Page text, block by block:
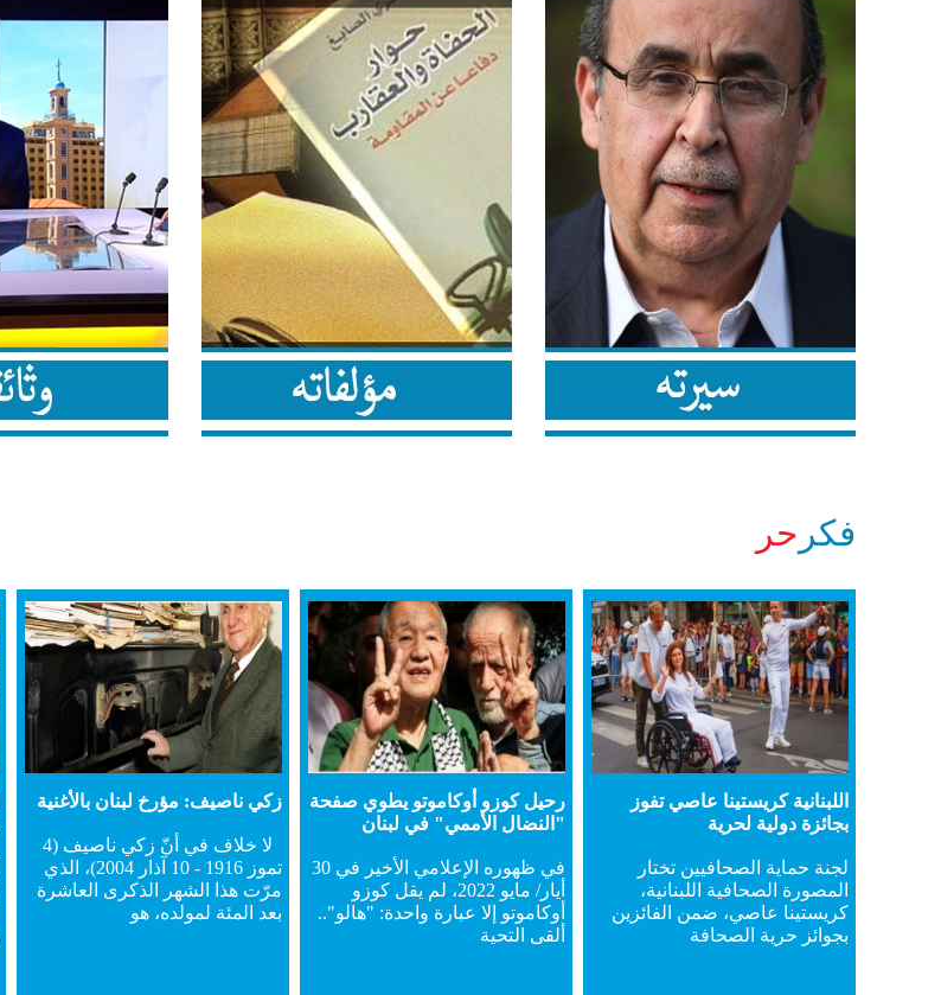
فكر حر
اللبنانية كريستينا عاصي تفوز
بجائزة دولية لحرية
لجنة حماية الصحافيين تختار
المصورة الصحافية اللبنانية،
كريستينا عاصي، ضمن الفائزين
بجوائز حرية الصحافة
رحيل كوزو أوكاموتو يطوي صفحة
"النضال الأممي" في لبنان
في ظهوره الإعلامي الأخير في 30
أيار/ مايو 2022، لم يقل كوزو
أوكاموتو إلا عبارة واحدة: "هالو"..
ألقى التحية
زكي ناصيف: مؤرخ لبنان بالأغنية
لا خلاف في أنّ زكي ناصيف (4
تموز 1916 - 10 آذار 2004)، الذي
مرّت هذا الشهر الذكرى العاشرة
بعد المئة لمولده، هو